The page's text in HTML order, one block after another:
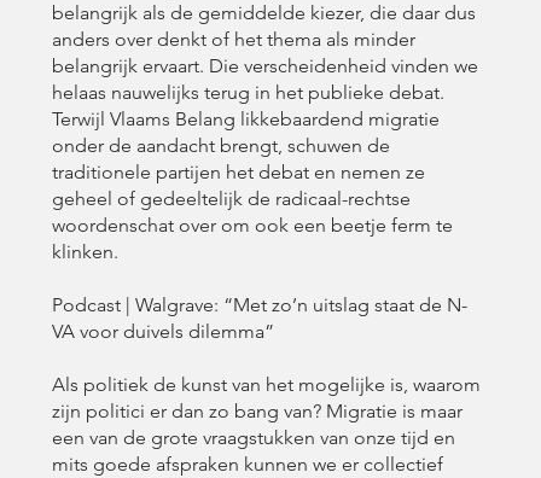
belangrijk als de gemiddelde kiezer, die daar dus
anders over denkt of het thema als minder
belangrijk ervaart. Die verscheidenheid vinden we
helaas nauwelijks terug in het publieke debat.
Terwijl Vlaams Belang likkebaardend migratie
onder de aandacht brengt, schuwen de
traditionele partijen het debat en nemen ze
geheel of gedeeltelijk de radicaal-rechtse
woordenschat over om ook een beetje ferm te
klinken.
Podcast | Walgrave: “Met zo’n uitslag staat de N-
VA voor duivels dilemma”
Als politiek de kunst van het mogelijke is, waarom
zijn politici er dan zo bang van? Migratie is maar
een van de grote vraagstukken van onze tijd en
mits goede afspraken kunnen we er collectief